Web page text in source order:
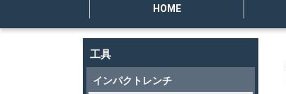
HOME
工具
インパクトレンチ